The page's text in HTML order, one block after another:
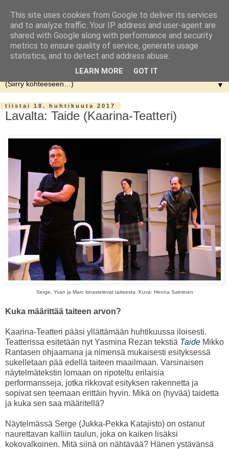
▼
tiistai 18. huhtikuuta 2017
Lavalta: Taide (Kaarina-Teatteri)
Serge, Yvan ja Marc kinastelevat taiteesta. Kuva: Henna Salminen
Kuka määrittää taiteen arvon?
Kaarina-Teatteri pääsi yllättämään huhtikuussa iloisesti.
Teatterissa esitetään nyt Yasmina Rezan tekstiä Taide Mikko
Rantasen ohjaamana ja nimensä mukaisesti esityksessä
sukelletaan pää edellä taiteen maailmaan. Varsinaisen
näytelmätekstin lomaan on ripoteltu erilaisia
performansseja, jotka rikkovat esityksen rakennetta ja
sopivat sen teemaan erittäin hyvin. Mikä on (hyvää) taidetta
ja kuka sen saa määritellä?
Näytelmässä Serge (Jukka-Pekka Katajisto) on ostanut
naurettavan kalliin taulun, joka on kaiken lisäksi
kokovalkoinen. Mitä siinä on nähtävää? Hänen ystävänsä
This site uses cookies from Google to deliver its services
and to analyze traffic. Your IP address and user-agent are
shared with Google along with performance and security
metrics to ensure quality of service, generate usage
statistics, and to detect and address abuse.
LEARN MORE GOT IT